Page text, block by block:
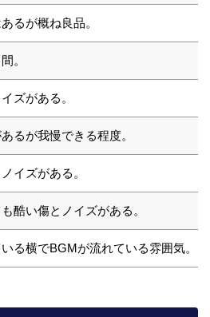
るが概ね良品。
。
ズがある。
るが我慢できる程度。
イズがある。
酷い傷とノイズがある。
る横でBGMが流れている雰囲気。